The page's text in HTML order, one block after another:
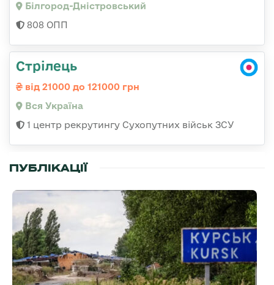
Білгород-Дністровський
808 ОПП
Стрілець
від 21000 до 121000 грн
Вся Україна
1 центр рекрутингу Сухопутних військ ЗСУ
ПУБЛІКАЦІЇ